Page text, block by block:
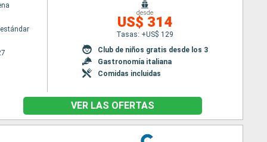
desde
US$ 314
Tasas: +US$ 129
Club de niños gratis desde los 3
Gastronomía italiana
Comidas incluidas
VER LAS OFERTAS